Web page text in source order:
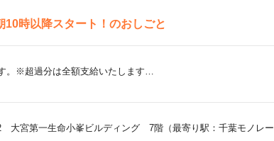
時以降スタート！のおしごと
。※超過分は全額支給いたします…
大宮第一生命小峯ビルディング 7階（最寄り駅：千葉モノレー